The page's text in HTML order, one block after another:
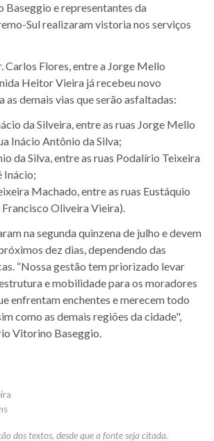
e representantes da
Sul realizaram vistoria nos serviços
Carlos Flores, entre a Jorge Mello
Heitor Vieira já recebeu novo
as demais vias que serão asfaltadas:
da Silveira, entre as ruas Jorge Mello
Inácio Antônio da Silva;
da Silva, entre as ruas Podalírio Teixeira
Inácio;
Machado, entre as ruas Eustáquio
Francisco Oliveira Vieira).
na segunda quinzena de julho e devem
dez dias, dependendo das
“Nossa gestão tem priorizado levar
e mobilidade para os moradores
enfrentam enchentes e merecem todo
como as demais regiões da cidade",
Vitorino Baseggio.